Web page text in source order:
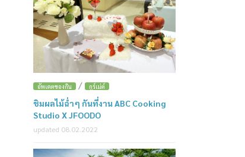
อัพเดตของกิน / กูร์เม่ต์
ชิมผลไม้ฉ่ำๆ กันที่งาน ABC Cooking
Studio X JFOODO
updated 08.02.2022